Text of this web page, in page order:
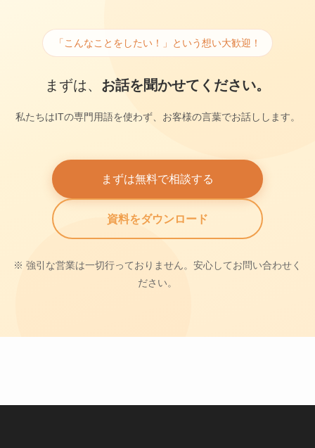
「こんなことをしたい！」という想い大歓迎！
まずは、 お話を聞かせてください。
私たちはITの専門用語を使わず、お客様の言葉でお話しします。
まずは無料で相談する
資料をダウンロード
※ 強引な営業は一切行っておりません。安心してお問い合わせく
ださい。